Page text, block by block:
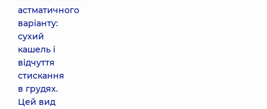
астматичного
варіанту:
сухий
кашель і
відчуття
стискання
в грудях.
Цей вид